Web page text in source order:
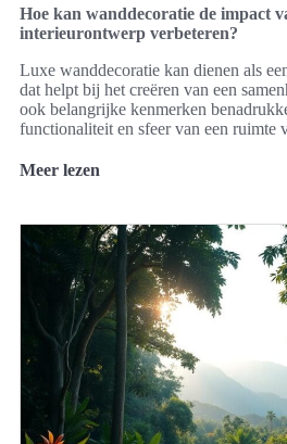
Hoe kan wanddecoratie de impact
interieurontwerp verbeteren?
Luxe wanddecoratie kan dienen als
dat helpt bij het creëren van een
ook belangrijke kenmerken
functionaliteit en sfeer van een ruimte
Meer lezen